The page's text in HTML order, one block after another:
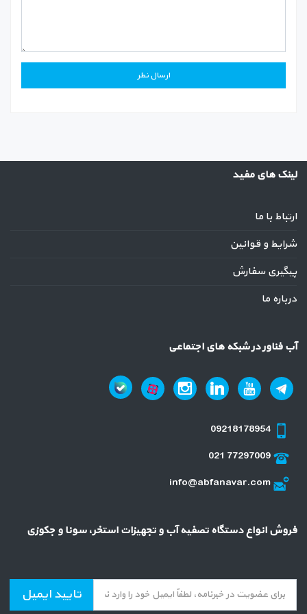
لینک های مفید
ارتباط با ما
شرایط و قوانین
پیگیری سفارش
درباره ما
آب فناور در شبکه های اجتماعی
09218178954
021 77297009
info@abfanavar.com
فروش انواع دستگاه تصفیه آب و تجهیزات استخر، سونا و جکوزی
تایید ایمیل